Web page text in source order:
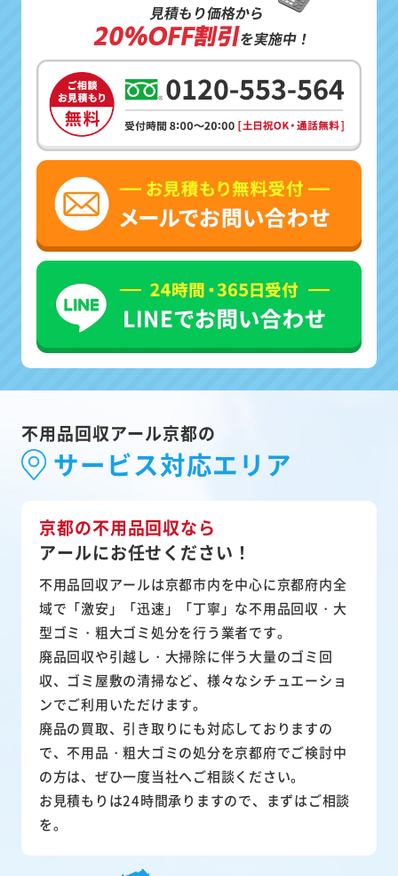
見積もり価格から
20%OFF割引を実施中！
不用品回収アール京都の
サービス対応エリア
京都の不用品回収なら
アールにお任せください！
不用品回収アールは京都市内を中心に京都府内全
域で「激安」「迅速」「丁寧」な不用品回収・大
型ゴミ・粗大ゴミ処分を行う業者です。
廃品回収や引越し・大掃除に伴う大量のゴミ回
収、ゴミ屋敷の清掃など、様々なシチュエーショ
ンでご利用いただけます。
廃品の買取、引き取りにも対応しておりますの
で、不用品・粗大ゴミの処分を京都府でご検討中
の方は、ぜひ一度当社へご相談ください。
お見積もりは24時間承りますので、まずはご相談
を。